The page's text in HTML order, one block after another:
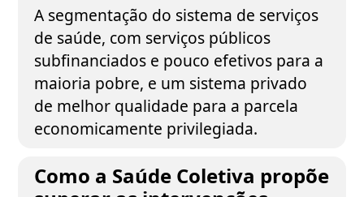
A segmentação do sistema de serviços
de saúde, com serviços públicos
subfinanciados e pouco efetivos para a
maioria pobre, e um sistema privado
de melhor qualidade para a parcela
economicamente privilegiada.
Como a Saúde Coletiva propõe